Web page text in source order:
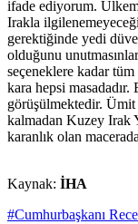
ifade ediyorum.
Irakla
gerektiğinde yedi
olduğunu
seçeneklere kadar tüm
kara hepsi
görüşülmektedir.
kalmadan Kuzey Irak
karanlık olan
Kaynak: İHA
#Cumhurbaşkanı